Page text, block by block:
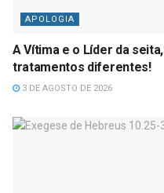
APOLOGIA
A Vítima e o Líder da seita,
tratamentos diferentes!
3 DE AGOSTO DE 2026